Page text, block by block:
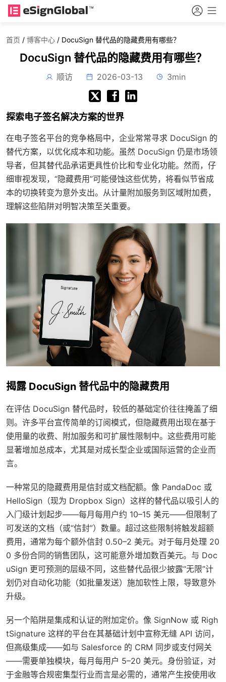
首页 / 博客中心 / DocuSign 替代品的隐藏费用有哪些？
DocuSign 替代品的隐藏费用有哪些？
顺访 2026-03-13 3min
探索电子签名解决方案的世界
在电子签名平台的竞争格局中，企业常常寻求 DocuSign 的
替代方案，以优化成本和功能。虽然 DocuSign 仍是市场领
导者，但其替代品承诺更具性价比和专业化功能。然而，仔
细审视发现，“隐藏费用”可能侵蚀这些优势，将看似节省成
本的切换转变为意外支出。从计量附加服务到区域附加费，
理解这些陷阱对明智决策至关重要。
揭露 DocuSign 替代品中的隐藏费用
在评估 DocuSign 替代品时，较低的基础定价往往掩盖了细
则。许多平台宣传简单的订阅模式，但隐藏费用出现在基于
使用量的收费、附加服务和可扩展性限制中。这些费用可能
显著增加总成本，尤其是对成长型企业或国际运营的企业而
言。
一种常见的隐藏费用是信封或文档配额。像 PandaDoc 或
HelloSign（现为 Dropbox Sign）这样的替代品以吸引人的
入门级计划起步——每月每用户约 10–15 美元——但限制了
可发送的文档（或“信封”）数量。超过这些限制将触发超额
费用，通常为每个额外信封 0.50–2 美元。对于每月处理 20
0 多份合同的销售团队，这可能意外增加数百美元。与 Doc
uSign 更可预测的层级不同，这些替代品很少披露“无限”计
划仍对自动化功能（如批量发送）施加软性上限，导致意外
升级。
另一个陷阱是集成和认证的附加定价。像 SignNow 或 Righ
tSignature 这样的平台在其基础计划中宣称无缝 API 访问，
但高级集成——如与 Salesforce 的 CRM 同步或支付网关
——需要单独模块，每月每用户 5–20 美元。身份验证，对
于金融等合规密集型行业而言是必需的，通常产生按使用收